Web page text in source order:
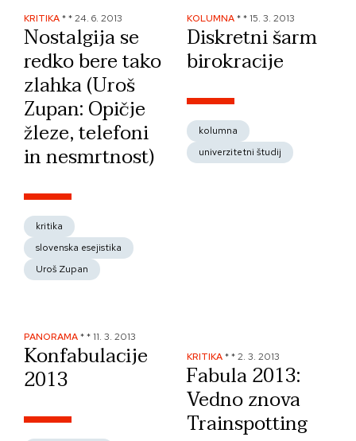
KRITIKA**24. 6. 2013
Nostalgija se
redko bere tako
zlahka (Uroš
Zupan: Opičje
žleze, telefoni
in nesmrtnost)
kritika
slovenska esejistika
Uroš Zupan
KOLUMNA** 15. 3. 2013
Diskretni šarm
birokracije
kolumna
univerzitetni študij
PANORAMA** 11. 3. 2013
Konfabulacije
2013
KRITIKA**2. 3. 2013
Fabula 2013:
Vedno znova
Trainspotting